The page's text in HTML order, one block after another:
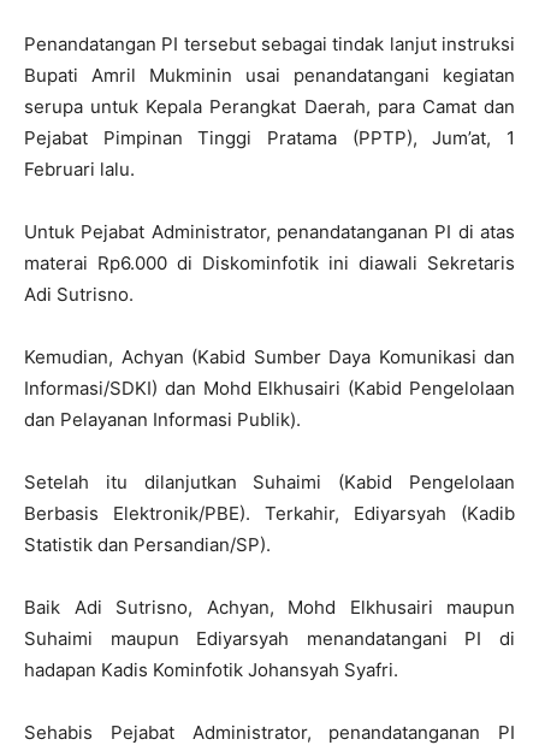
Penandatangan PI tersebut sebagai tindak lanjut instruksi
Bupati Amril Mukminin usai penandatangani kegiatan
serupa untuk Kepala Perangkat Daerah, para Camat dan
Pejabat Pimpinan Tinggi Pratama (PPTP), Jum’at, 1
Februari lalu.
Untuk Pejabat Administrator, penandatanganan PI di atas
materai Rp6.000 di Diskominfotik ini diawali Sekretaris
Adi Sutrisno.
Kemudian, Achyan (Kabid Sumber Daya Komunikasi dan
Informasi/SDKI) dan Mohd Elkhusairi (Kabid Pengelolaan
dan Pelayanan Informasi Publik).
Setelah itu dilanjutkan Suhaimi (Kabid Pengelolaan
Berbasis Elektronik/PBE). Terkahir, Ediyarsyah (Kadib
Statistik dan Persandian/SP).
Baik Adi Sutrisno, Achyan, Mohd Elkhusairi maupun
Suhaimi maupun Ediyarsyah menandatangani PI di
hadapan Kadis Kominfotik Johansyah Syafri.
Sehabis Pejabat Administrator, penandatanganan PI